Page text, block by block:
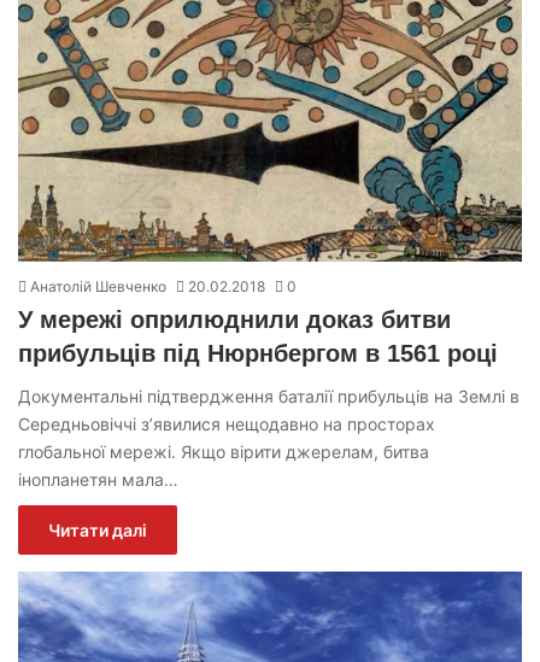
Анатолій Шевченко 20.02.2018 0
У мережі оприлюднили доказ битви
прибульців під Нюрнбергом в 1561 році
Документальні підтвердження баталії прибульців на Землі в
Середньовіччі з’явилися нещодавно на просторах
глобальної мережі. Якщо вірити джерелам, битва
інопланетян мала…
Читати далі